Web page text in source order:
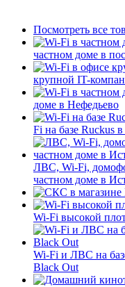
Посмотреть все
частном доме в
крупной IT-
доме в Нефедьево
Fi на базе Ruckus
ЛВС, Wi-Fi,
частном доме в
Wi-Fi высокой
Wi-Fi и ЛВС на
Black Out